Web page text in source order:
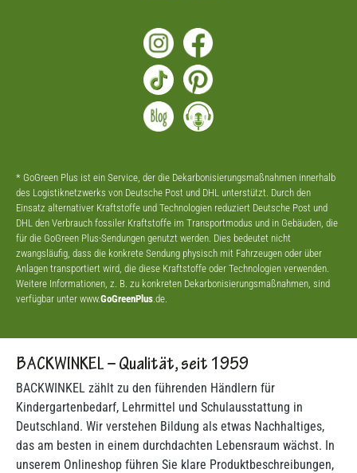
* GoGreen Plus ist ein Service, der die Dekarbonisierungsmaßnahmen innerhalb
des Logistiknetzwerks von Deutsche Post und DHL unterstützt. Durch den
Einsatz alternativer Kraftstoffe und Technologien reduziert Deutsche Post und
DHL den Verbrauch fossiler Kraftstoffe im Transportmodus und in Gebäuden, die
für die GoGreen Plus-Sendungen genutzt werden. Dies bedeutet nicht
zwangsläufig, dass die konkrete Sendung physisch mit Fahrzeugen oder über
Anlagen transportiert wird, die diese Kraftstoffe oder Technologien verwenden.
Weitere Informationen, z. B. zu konkreten Dekarbonisierungsmaßnahmen, sind
verfügbar unter www.GoGreenPlus .de.
BACKWINKEL – Qualität, seit 1959
BACKWINKEL zählt zu den führenden Händlern für
Kindergartenbedarf, Lehrmittel und Schulausstattung in
Deutschland. Wir verstehen Bildung als etwas Nachhaltiges,
das am besten in einem durchdachten Lebensraum wächst. In
unserem Onlineshop führen Sie klare Produktbeschreibungen,